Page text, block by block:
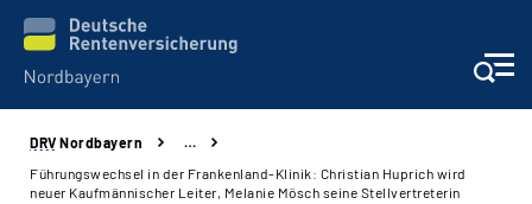
Online-Services
DRV Nordbayern
…
Führungswechsel in der Frankenland-Klinik: Christian Huprich wird
neuer Kaufmännischer Leiter, Melanie Mösch seine Stellvertreterin